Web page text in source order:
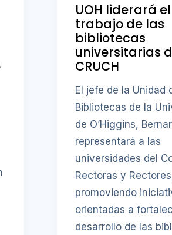
UOH liderará el
trabajo de las
bibliotecas
universitarias
CRUCH
El jefe de la Unidad
Bibliotecas de la
de O’Higgins,
representará a las
universidades del
Rectoras y
promoviendo
orientadas a
desarrollo de las